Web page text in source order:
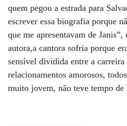
quem pegou a estrada para
escrever essa biografia porque
que me apresentavam de
autora,a cantora sofria porque
sensível dividida entre a
relacionamentos amorosos,
muito jovem, não teve tempo de